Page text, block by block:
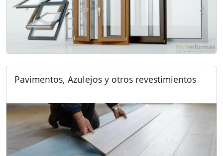
Pavimentos, Azulejos y otros revestimientos